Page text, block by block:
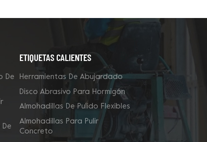
De
De
ETIQUETAS CALIENTES
Herramientas De Abujardado
Disco Abrasivo Para Hormigón
Almohadillas De Pulido Flexibles
Almohadillas Para Pulir
Concreto